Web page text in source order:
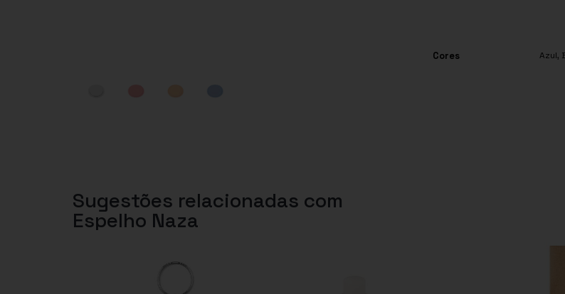
Cores Azul,
Sugestões relacionadas com
Espelho Naza